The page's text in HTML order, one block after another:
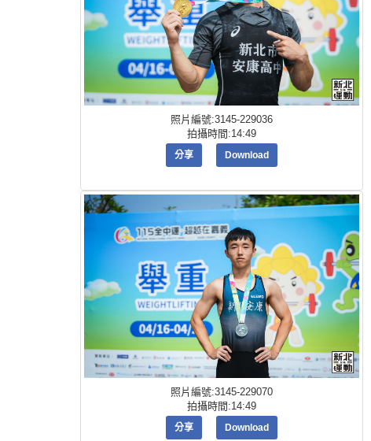
照片編號:3145-229036
拍攝時間:14:49
分享 Download
照片編號:3145-229070
拍攝時間:14:49
分享 Download